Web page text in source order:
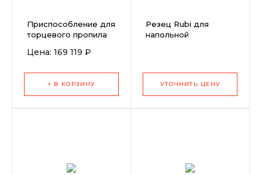
Приспособление для
торцевого пропила
ANR 130-200 1F
Цена: 169 119 ₽
+ В КОРЗИНУ
Резец Rubi для
напольной
УТОЧНИТЬ ЦЕНУ